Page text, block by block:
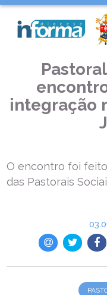
PASTORAL DA CRIANÇA
INTEGRAÇÃO NA
integração
O encontro foi feito
das Pastorais